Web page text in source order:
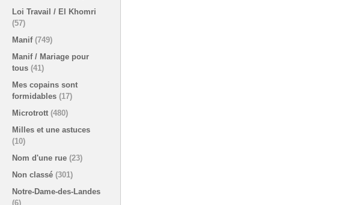
Loi Travail / El Khomri
(57)
Manif (749)
Manif / Mariage pour
tous (41)
Mes copains sont
formidables (17)
Microtrott (480)
Milles et une astuces
(10)
Nom d'une rue (23)
Non classé (301)
Notre-Dame-des-Landes
(6)